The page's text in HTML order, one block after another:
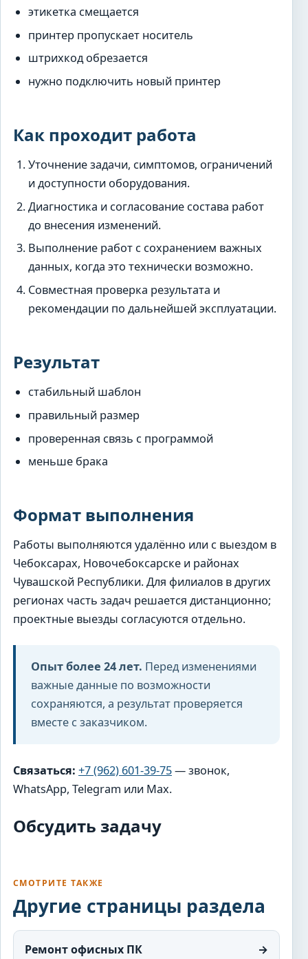
этикетка смещается
принтер пропускает носитель
штрихкод обрезается
нужно подключить новый принтер
Как проходит работа
Уточнение задачи, симптомов, ограничений
и доступности оборудования.
Диагностика и согласование состава работ
до внесения изменений.
Выполнение работ с сохранением важных
данных, когда это технически возможно.
Совместная проверка результата и
рекомендации по дальнейшей эксплуатации.
Результат
стабильный шаблон
правильный размер
проверенная связь с программой
меньше брака
Формат выполнения
Работы выполняются удалённо или с выездом в
Чебоксарах, Новочебоксарске и районах
Чувашской Республики. Для филиалов в других
регионах часть задач решается дистанционно;
проектные выезды согласуются отдельно.
Опыт более 24 лет. Перед изменениями
важные данные по возможности
сохраняются, а результат проверяется
вместе с заказчиком.
Связаться: +7 (962) 601-39-75— звонок,
WhatsApp, Telegram или Max.
Обсудить задачу
СМОТРИТЕ ТАКЖЕ
Другие страницы раздела
Ремонт офисных ПК →